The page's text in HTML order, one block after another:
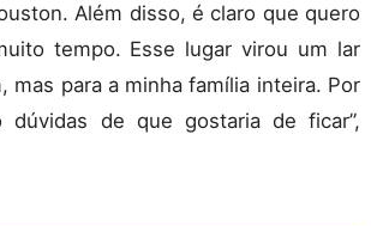
Além disso, é claro que quero
tempo. Esse lugar virou um lar
mas para a minha família inteira. Por
dúvidas de que gostaria de ficar”,